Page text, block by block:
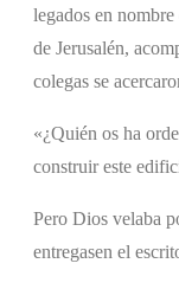
legados en
de Jerusalén,
colegas se
«¿Quién os ha
construir este
Pero Dios velaba
entregasen el